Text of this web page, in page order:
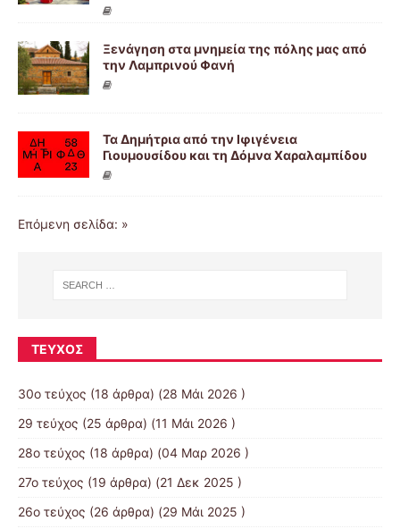
Ξενάγηση στα μνημεία της πόλης μας από
την Λαμπρινού Φανή
Τα Δημήτρια από την Ιφιγένεια
Γιουμουσίδου και τη Δόμνα Χαραλαμπίδου
Επόμενη σελίδα: »
ΤΕΎΧΟΣ
30ο τεύχος (18 άρθρα) (28 Μάι 2026 )
29 τεύχος (25 άρθρα) (11 Μάι 2026 )
28ο τεύχος (18 άρθρα) (04 Μαρ 2026 )
27ο τεύχος (19 άρθρα) (21 Δεκ 2025 )
26ο τεύχος (26 άρθρα) (29 Μάι 2025 )